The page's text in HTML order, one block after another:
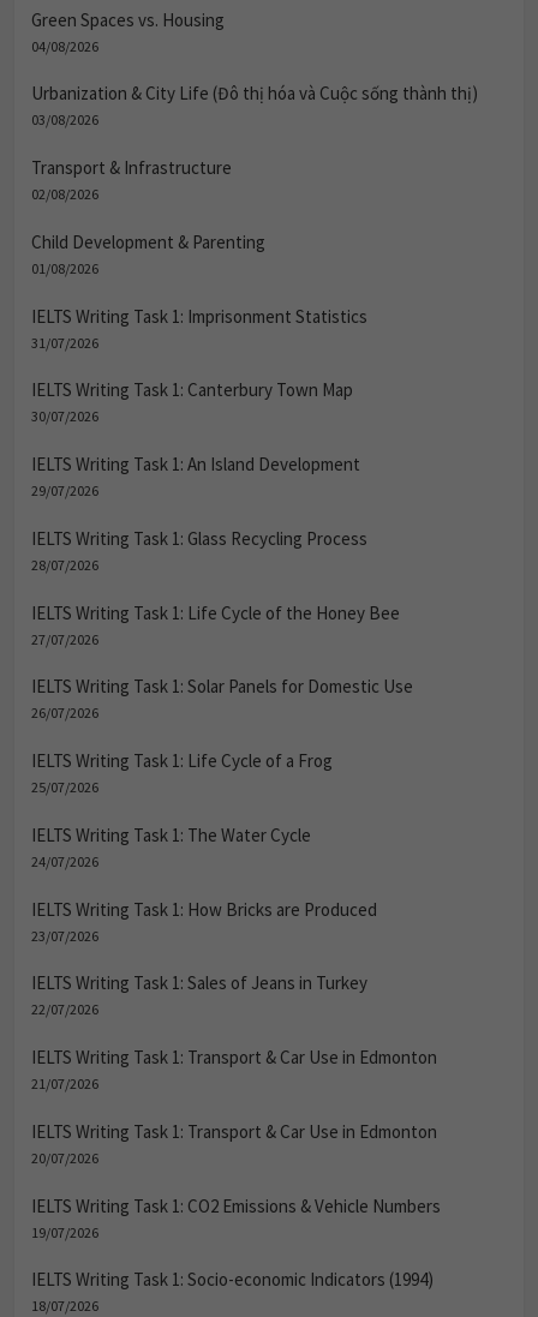
Green Spaces vs. Housing
04/08/2026
Urbanization & City Life (Đô thị hóa và Cuộc sống thành thị)
03/08/2026
Transport & Infrastructure
02/08/2026
Child Development & Parenting
01/08/2026
IELTS Writing Task 1: Imprisonment Statistics
31/07/2026
IELTS Writing Task 1: Canterbury Town Map
30/07/2026
IELTS Writing Task 1: An Island Development
29/07/2026
IELTS Writing Task 1: Glass Recycling Process
28/07/2026
IELTS Writing Task 1: Life Cycle of the Honey Bee
27/07/2026
IELTS Writing Task 1: Solar Panels for Domestic Use
26/07/2026
IELTS Writing Task 1: Life Cycle of a Frog
25/07/2026
IELTS Writing Task 1: The Water Cycle
24/07/2026
IELTS Writing Task 1: How Bricks are Produced
23/07/2026
IELTS Writing Task 1: Sales of Jeans in Turkey
22/07/2026
IELTS Writing Task 1: Transport & Car Use in Edmonton
21/07/2026
IELTS Writing Task 1: Transport & Car Use in Edmonton
20/07/2026
IELTS Writing Task 1: CO2 Emissions & Vehicle Numbers
19/07/2026
IELTS Writing Task 1: Socio-economic Indicators (1994)
18/07/2026